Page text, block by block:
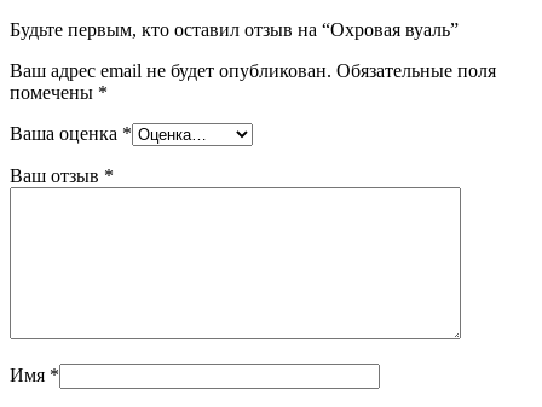
Будьте первым, кто оставил отзыв на “Охровая вуаль”
Ваш адрес email не будет опубликован. Обязательные поля
помечены *
Ваша оценка *
Ваш отзыв *
Имя *